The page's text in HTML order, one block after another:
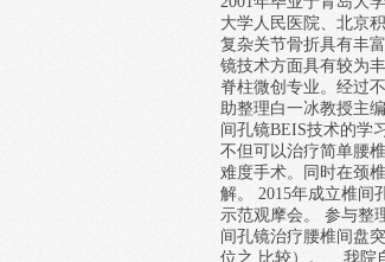
大学人民医院、北京
复杂关节骨折具有丰
镜技术方面具有较为
脊柱微创专业。经过
助整理白一冰教授主
间孔镜BEIS技术的学
不但可以治疗简单腰
难度手术。同时在颈
解。 2015年成立椎间
示范观摩会。 参与整
间孔镜治疗腰椎间盘
位之 比较）。 我院